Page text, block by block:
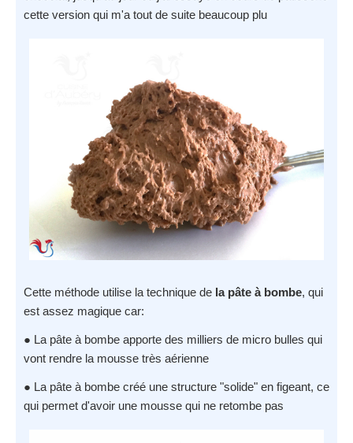
cette version qui m'a tout de suite beaucoup plu
Cette méthode utilise la technique de la pâte à bombe, qui
est assez magique car:
● La pâte à bombe apporte des milliers de micro bulles qui
vont rendre la mousse très aérienne
● La pâte à bombe créé une structure "solide" en figeant, ce
qui permet d'avoir une mousse qui ne retombe pas